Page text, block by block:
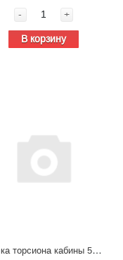
-
+
В корзину
Втулка торсиона кабины 5001045-АО1/Е